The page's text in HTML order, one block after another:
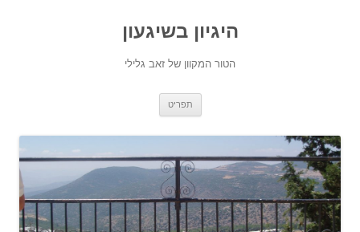
היגיון בשיגעון
הטור המקוון של זאב גלילי
תפריט